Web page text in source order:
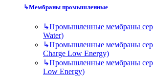
↳Мембраны промышленные
↳Промышленные мембраны
Water)
↳Промышленные мембраны
Charge Low Energy)
↳Промышленные мембраны
Low Energy)